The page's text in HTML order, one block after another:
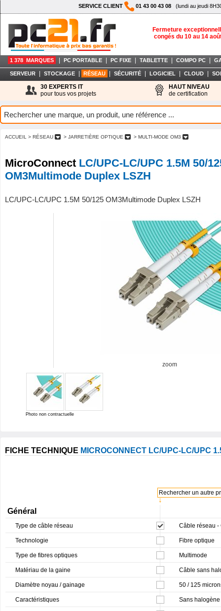
SERVICE CLIENT 01 43 00 43 08 (lundi au jeudi
Fermeture
congés du 10 au 14
1 378 MARQUES PC PORTABLE PC FIXE TABLETTE COMPO PC
SERVEUR STOCKAGE RÉSEAU SÉCURITÉ LOGICIEL CLOUD
30 EXPERTS IT
pour tous vos projets
HAUT NIVEAU
de certification
ACCUEIL > RÉSEAU > JARRETIÈRE OPTIQUE > MULTI-MODE OM3
MicroConnect LC/UPC-LC/UPC 1.5M 50/
OM3Multimode Duplex LSZH
LC/UPC-LC/UPC 1.5M 50/125 OM3Multimode Duplex LSZH
zoom
Photo non contractuelle
FICHE TECHNIQUE MICROCONNECT LC/UPC-LC/UPC
↓
Rechercher un autre
Général
Type de câble réseau Câble réseau -
Technologie Fibre optique
Type de fibres optiques Multimode
Matériau de la gaine Câble sans
Diamètre noyau / gainage 50 / 125
Caractéristiques Sans halogène